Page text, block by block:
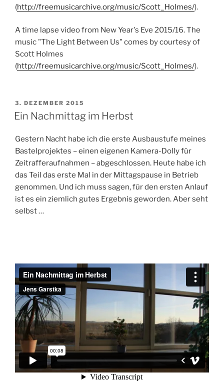
(http://freemusicarchive.org/music/Scott_Holmes/).
A time lapse video from New Year's Eve 2015/16. The
music "The Light Between Us" comes by courtesy of
Scott Holmes
(http://freemusicarchive.org/music/Scott_Holmes/).
VERÖFFENTLICHT
AM
3. DEZEMBER 2015
Ein Nachmittag im Herbst
Gestern Nacht habe ich die erste Ausbaustufe meines
Bastelprojektes – einen eigenen Kamera-Dolly für
Zeitrafferaufnahmen – abgeschlossen. Heute habe ich
das Teil das erste Mal in der Mittagspause in Betrieb
genommen. Und ich muss sagen, für den ersten Anlauf
ist es ein ziemlich gutes Ergebnis geworden. Aber seht
selbst …